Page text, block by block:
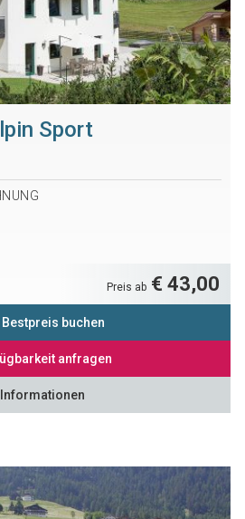
Sport
Preis ab € 43,00
Bestpreis buchen
anfragen
Informationen